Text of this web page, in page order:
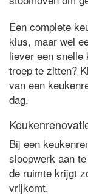
Een complete
klus, maar wel
liever een snelle
troep te zitten?
van een
dag.
Bij een
sloopwerk aan
de ruimte krijgt
vrijkomt.